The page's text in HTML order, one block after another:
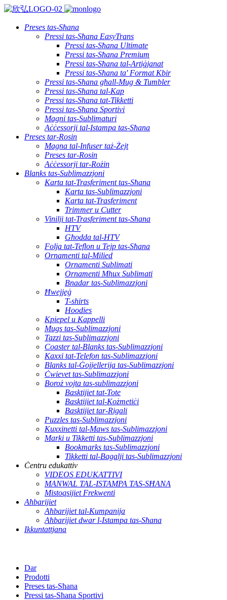
Preses tas-Sħana
Pressi tas-Sħana EasyTrans
Pressi tas-Sħana Ultimate
Pressi tas-Sħana Premium
Pressi tas-Sħana tal-Artiġjanat
Pressi tas-Sħana ta' Format Kbir
Pressi tas-Sħana għall-Mug & Tumbler
Pressi tas-Sħana tal-Kap
Pressi tas-Sħana tat-Tikketti
Pressi tas-Sħana Sportivi
Magni tas-Sublimaturi
Aċċessorji tal-Istampa tas-Sħana
Preses tar-Rosin
Magna tal-Infuser taż-Żejt
Preses tar-Rosin
Aċċessorji tar-Rożin
Blanks tas-Sublimazzjoni
Karta tat-Trasferiment tas-Sħana
Karta tas-Sublimazzjoni
Karta tat-Trasferiment
Trimmer u Cutter
Vinilji tat-Trasferiment tas-Sħana
HTV
Għodda tal-HTV
Folja tat-Teflon u Tejp tas-Sħana
Ornamenti tal-Milied
Ornamenti Sublimati
Ornamenti Mhux Sublimati
Bnadar tas-Sublimazzjoni
Ħwejjeġ
T-shirts
Hoodies
Kpiepel u Kappelli
Mugs tas-Sublimazzjoni
Tazzi tas-Sublimazzjoni
Coaster tal-Blanks tas-Sublimazzjoni
Kaxxi tat-Telefon tas-Sublimazzjoni
Blanks tal-Ġojjellerija tas-Sublimazzjoni
Ċwievet tas-Sublimazzjoni
Boroż vojta tas-sublimazzjoni
Basktijiet tat-Tote
Basktijiet tal-Kożmetiċi
Basktijiet tar-Rigali
Puzzles tas-Sublimazzjoni
Kuxxinetti tal-Maws tas-Sublimazzjoni
Marki u Tikketti tas-Sublimazzjoni
Bookmarks tas-Sublimazzjoni
Tikketti tal-Bagalji tas-Sublimazzjoni
Ċentru edukattiv
VIDEOS EDUKATTIVI
MANWAL TAL-ISTAMPA TAS-SĦANA
Mistoqsijiet Frekwenti
Aħbarijiet
Aħbarijiet tal-Kumpanija
Aħbarijiet dwar l-Istampa tas-Sħana
Ikkuntattjana
Dar
Prodotti
Preses tas-Sħana
Pressi tas-Sħana Sportivi